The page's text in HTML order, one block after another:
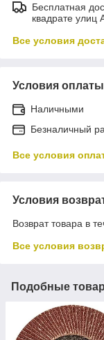
Бесплатная
квадрате
Все условия
Условия оплаты
Наличными
Безналичный
Все условия
Условия
Возврат товара в
Все условия
Подобные